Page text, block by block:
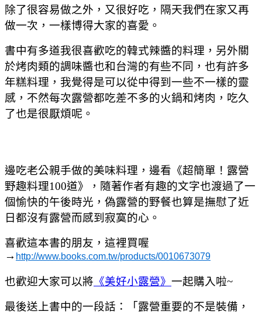
除了很容易做之外，又很好吃，隔天我們在家又再
做一次，一樣博得大家的喜愛。
書中有多道我很喜歡吃的韓式辣醬的料理，另外關
於烤肉類的調味醬也和台灣的有些不同，也有許多
年糕料理，我覺得是可以從中得到一些不一樣的靈
感，不然每次露營都吃差不多的火鍋和烤肉，吃久
了也是很厭煩呢。
邊吃老公親手做的美味料理，邊看 《超簡單！露營
野趣料理100道》，隨著作者有趣的文字也渡過了一
個愉快的午後時光， 偽露營的野餐也算是撫慰了近
日都沒有露營而感到寂寞的心。
喜歡這本書的朋友，這裡買喔
→ http://www.books.com.tw/products/0010673079
也歡迎大家可以將 《美好小露營》 一起購入啦~
最後送上書中的一段話：「露營重要的不是裝備，